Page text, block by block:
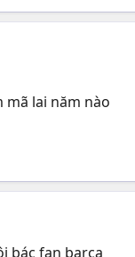
mã lai năm nào
bác fan barca